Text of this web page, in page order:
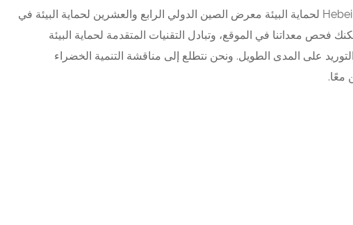
في الفترة من 2 إلى 4 يونيو، ستحضر شركة Hebei Ketong لحماية البيئة معرض الصين الدولي الرابع والعشرين لحماية البيئة في
فحص معداتنا في الموقع، وتبادل التقنيات المتقدمة لحماية البيئة
على المدى الطويل. ونحن نتطلع إلى مناقشة التنمية الخضراء
معًا.